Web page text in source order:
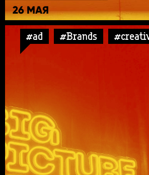
26 МАЯ
#ad #Brands